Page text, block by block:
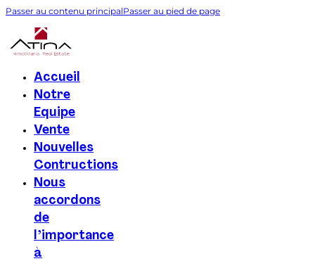
Passer au contenu principalPasser au pied de page
Accueil
Notre
Equipe
Vente
Nouvelles
Contructions
Nous
accordons
de
l’importance
à